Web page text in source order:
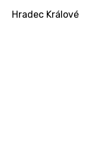
Hradec Králové